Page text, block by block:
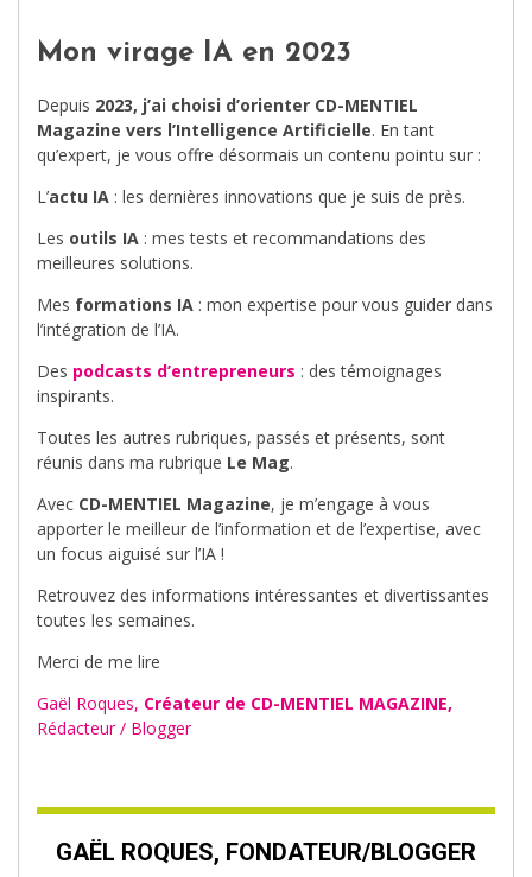
Mon virage IA en 2023
Depuis 2023, j’ai choisi d’orienter CD-MENTIEL
Magazine vers l’Intelligence Artificielle. En tant
qu’expert, je vous offre désormais un contenu pointu sur :
L’actu IA : les dernières innovations que je suis de près.
Les outils IA : mes tests et recommandations des
meilleures solutions.
Mes formations IA : mon expertise pour vous guider dans
l’intégration de l’IA.
Des podcasts d’entrepreneurs : des témoignages
inspirants.
Toutes les autres rubriques, passés et présents, sont
réunis dans ma rubrique Le Mag.
Avec CD-MENTIEL Magazine, je m’engage à vous
apporter le meilleur de l’information et de l’expertise, avec
un focus aiguisé sur l’IA !
Retrouvez des informations intéressantes et divertissantes
toutes les semaines.
Merci de me lire
Gaël Roques, Créateur de CD-MENTIEL MAGAZINE,
Rédacteur / Blogger
GAËL ROQUES, FONDATEUR/BLOGGER